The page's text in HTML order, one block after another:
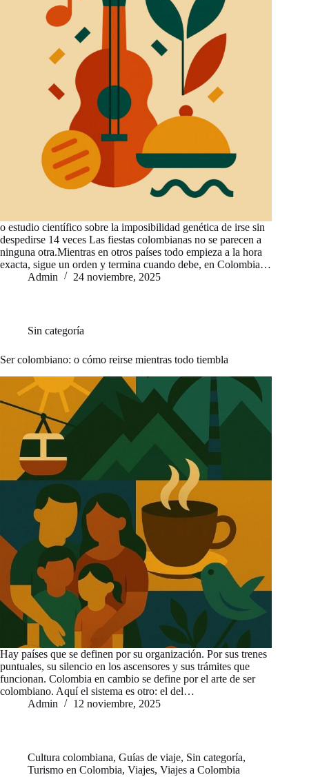
o estudio científico sobre la imposibilidad genética de irse sin
despedirse 14 veces Las fiestas colombianas no se parecen a
ninguna otra.Mientras en otros países todo empieza a la hora
exacta, sigue un orden y termina cuando debe, en Colombia…
Admin
24 noviembre, 2025
Sin categoría
Ser colombiano: o cómo reirse mientras todo tiembla
Hay países que se definen por su organización. Por sus trenes
puntuales, su silencio en los ascensores y sus trámites que
funcionan. Colombia en cambio se define por el arte de ser
colombiano. Aquí el sistema es otro: el del…
Admin
12 noviembre, 2025
Cultura colombiana, Guías de viaje, Sin categoría,
Turismo en Colombia, Viajes, Viajes a Colombia